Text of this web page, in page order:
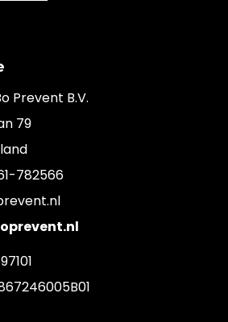
Prevent B.V.
79
782566